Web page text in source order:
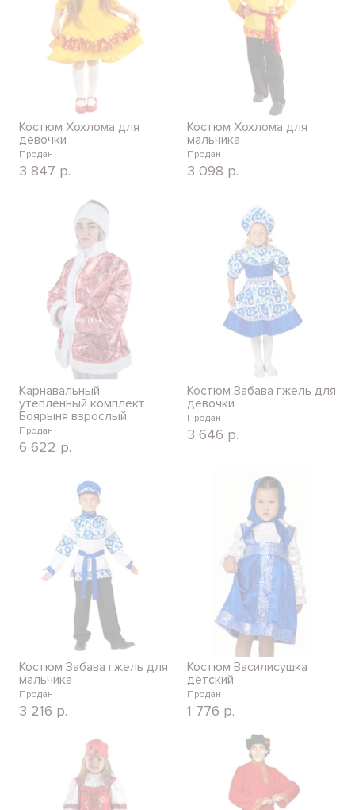
Костюм Хохлома для
девочки
Продан
3 847 р.
Костюм Хохлома для
мальчика
Продан
3 098 р.
Карнавальный
утепленный комплект
Боярыня взрослый
Продан
6 622 р.
Костюм Забава гжель для
девочки
Продан
3 646 р.
Костюм Забава гжель для
мальчика
Продан
3 216 р.
Костюм Василисушка
детский
Продан
1 776 р.